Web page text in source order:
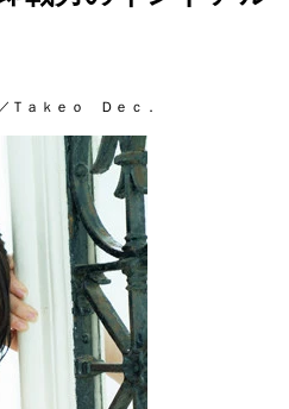
Ｔａｋｅｏ Ｄｅｃ．